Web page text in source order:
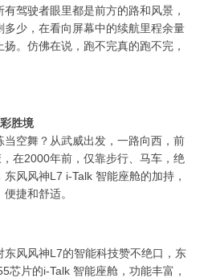
驾驶者眼里都是前方的路和风景，
少，在看向屏幕中的续航里程余量
。仿佛在说，跑不完真的跑不完，
胜境
空舞？从武威出发，一路向西，前
在2000年前，仅靠步行、马车，绝
风风神L7 i-Talk 智能座舱的加持，
捷和舒适。
东风风神L7的智能科技赞不绝口，东
芯片的i-Talk 智能座舱，功能丰富，